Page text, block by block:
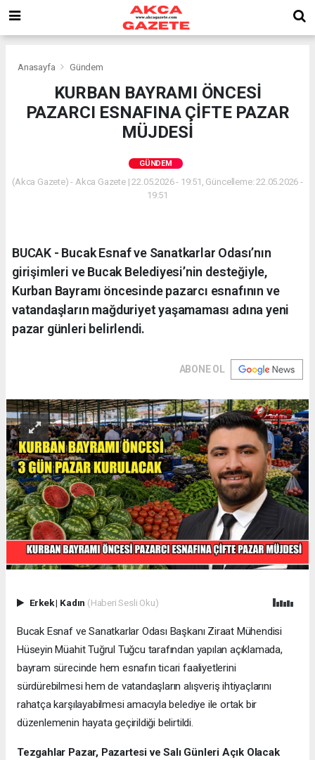
Anasayfa Gündem
KURBAN BAYRAMI ÖNCESİ
PAZARCI ESNAFINA ÇİFTE PAZAR
MÜJDESİ
GÜNDEM
(Akca Gazete) - Akca Gazete | 22.05.2026 - 19:51, Güncelleme: 22.05.2026 -
19:51
BUCAK - Bucak Esnaf ve Sanatkarlar Odası’nın
girişimleri ve Bucak Belediyesi’nin desteğiyle,
Kurban Bayramı öncesinde pazarcı esnafının ve
vatandaşların mağduriyet yaşamaması adına yeni
pazar günleri belirlendi.
ABONE OL
Erkek| Kadın (Haberi Sesli Oku)
Bucak Esnaf ve Sanatkarlar Odası Başkanı Ziraat Mühendisi
Hüseyin Müahit Tuğrul Tuğcu tarafından yapılan açıklamada,
bayram sürecinde hem esnafın ticari faaliyetlerini
sürdürebilmesi hem de vatandaşların alışveriş ihtiyaçlarını
rahatça karşılayabilmesi amacıyla belediye ile ortak bir
düzenlemenin hayata geçirildiği belirtildi.
Tezgahlar Pazar, Pazartesi ve Salı Günleri Açık Olacak